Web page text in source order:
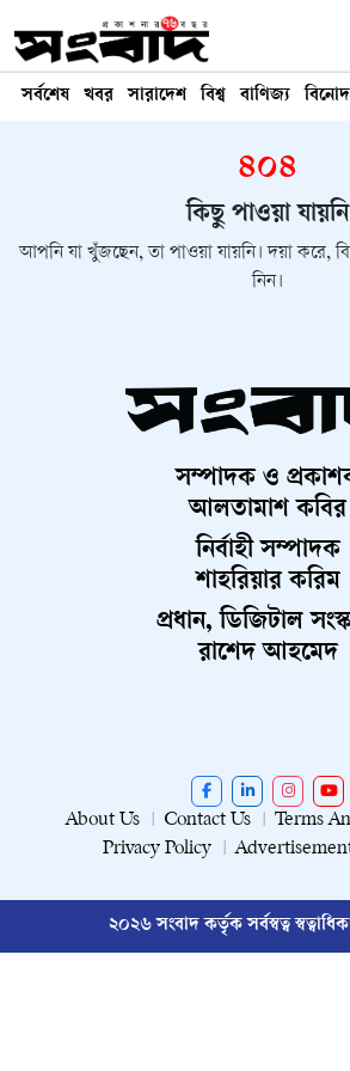
সর্বশেষ খবর সারাদেশ বিশ্ব বাণিজ্য
৪০৪
কিছু পাওয়া যায়নি
আপনি যা খুঁজছেন, তা পাওয়া যায়নি। দয়া করে,
নিন।
সম্পাদক ও
আলতামাশ কবির
নির্বাহী সম্পাদক
শাহরিয়ার করিম
প্রধান, ডিজিটাল
রাশেদ আহমেদ
About Us Contact Us
Terms
Privacy Policy
২০২৬ সংবাদ কর্তৃক সর্বস্বত্ব